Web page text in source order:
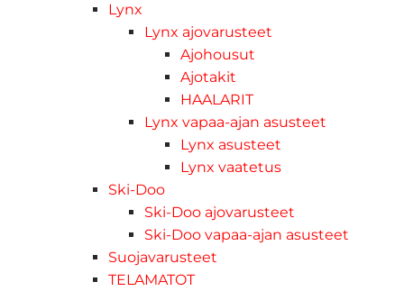
Lynx
Lynx ajovarusteet
Ajohousut
Ajotakit
HAALARIT
Lynx vapaa-ajan asusteet
Lynx asusteet
Lynx vaatetus
Ski-Doo
Ski-Doo ajovarusteet
Ski-Doo vapaa-ajan asusteet
Suojavarusteet
TELAMATOT